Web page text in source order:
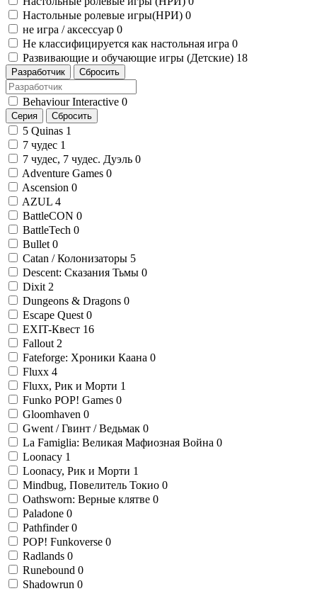
Настольные ролевые игры(НРИ) 0
не игра / аксессуар 0
Не классифицируется как настольная игра 0
Развивающие и обучающие игры (Детские) 18
Разработчик Сбросить
Behaviour Interactive 0
Серия Сбросить
5 Quinas 1
7 чудес 1
7 чудес, 7 чудес. Дуэль 0
Adventure Games 0
Ascension 0
AZUL 4
BattleCON 0
BattleTech 0
Bullet 0
Catan / Колонизаторы 5
Descent: Сказания Тьмы 0
Dixit 2
Dungeons & Dragons 0
Escape Quest 0
EXIT-Квест 16
Fallout 2
Fateforge: Хроники Каана 0
Fluxx 4
Fluxx, Рик и Морти 1
Funko POP! Games 0
Gloomhaven 0
Gwent / Гвинт / Ведьмак 0
La Famiglia: Великая Мафиозная Война 0
Loonacy 1
Loonacy, Рик и Морти 1
Mindbug, Повелитель Токио 0
Oathsworn: Верные клятве 0
Paladone 0
Pathfinder 0
POP! Funkoverse 0
Radlands 0
Runebound 0
Shadowrun 0